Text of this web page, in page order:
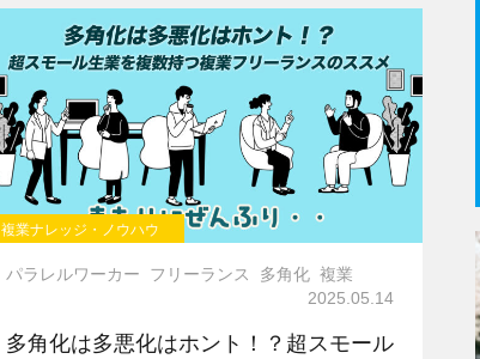
複業ナレッジ・ノウハウ
パラレルワーカー フリーランス 多角化 複業
2025.05.14
多角化は多悪化はホント！？超スモール